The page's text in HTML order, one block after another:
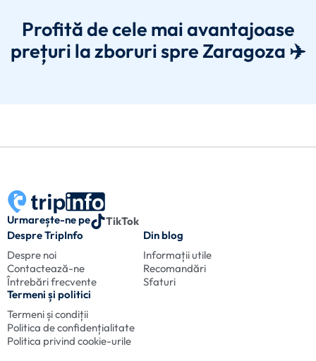
Profită de cele mai avantajoase
prețuri la zboruri spre Zaragoza ✈️
Urmarește-ne pe
TikTok
Despre TripInfo
Despre noi
Contactează-ne
Întrebări frecvente
Din blog
Informații utile
Recomandări
Sfaturi
Termeni și politici
Termeni și condiții
Politica de confidențialitate
Politica privind cookie-urile